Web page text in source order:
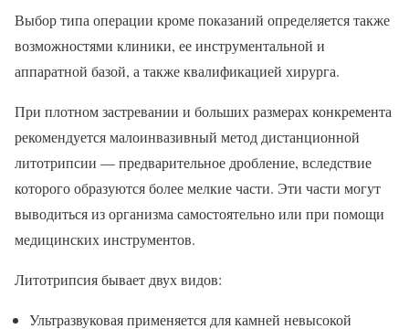
Выбор типа операции кроме показаний определяется также
возможностями клиники, ее инструментальной и
аппаратной базой, а также квалификацией хирурга.
При плотном застревании и больших размерах конкремента
рекомендуется малоинвазивный метод дистанционной
литотрипсии — предварительное дробление, вследствие
которого образуются более мелкие части. Эти части могут
выводиться из организма самостоятельно или при помощи
медицинских инструментов.
Литотрипсия бывает двух видов:
Ультразвуковая применяется для камней невысокой